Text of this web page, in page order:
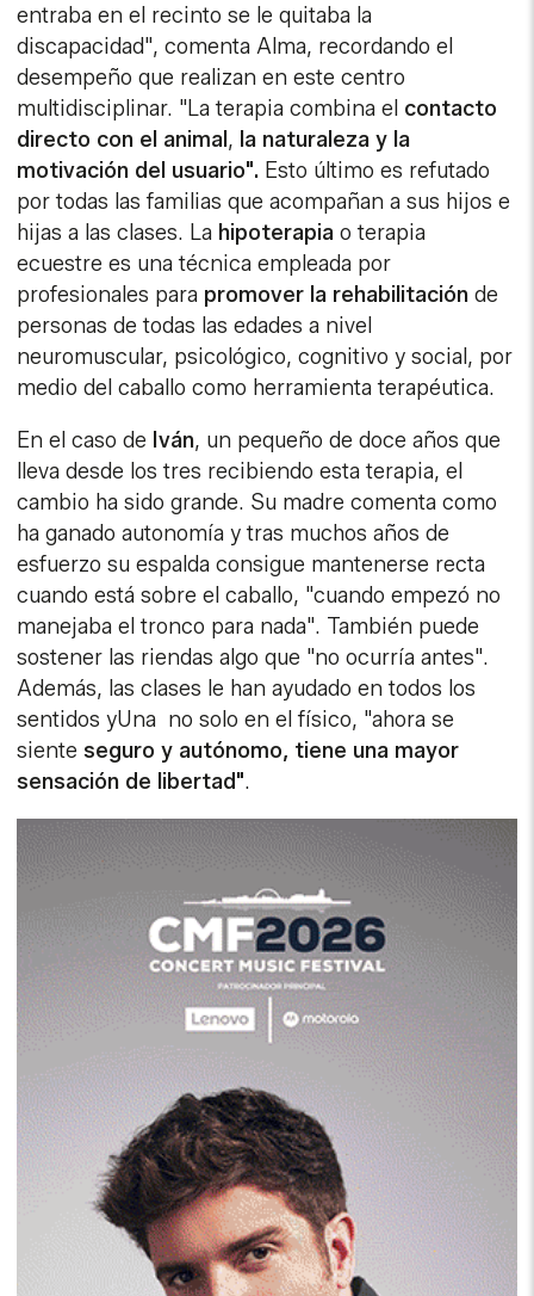
entraba en el recinto se le quitaba la
discapacidad", comenta Alma, recordando el
desempeño que realizan en este centro
multidisciplinar. "La terapia combina el contacto
directo con el animal , la naturaleza y la
motivación del usuario". Esto último es refutado
por todas las familias que acompañan a sus hijos e
hijas a las clases. La hipoterapia o terapia
ecuestre es una técnica empleada por
profesionales para promover la rehabilitación de
personas de todas las edades a nivel
neuromuscular, psicológico, cognitivo y social, por
medio del caballo como herramienta terapéutica.
En el caso de Iván, un pequeño de doce años que
lleva desde los tres recibiendo esta terapia, el
cambio ha sido grande. Su madre comenta como
ha ganado autonomía y tras muchos años de
esfuerzo su espalda consigue mantenerse recta
cuando está sobre el caballo, "cuando empezó no
manejaba el tronco para nada". También puede
sostener las riendas algo que "no ocurría antes".
Además, las clases le han ayudado en todos los
sentidos yUna no solo en el físico, "ahora se
sienteseguro y autónomo, tiene una mayor
sensación de libertad".